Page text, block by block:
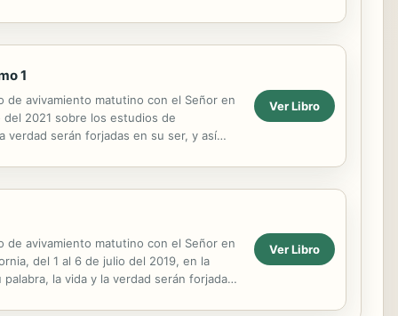
1
de avivamiento matutino con el Señor en
2021 sobre los estudios de
verdad serán forjadas en su ser, y así
Ver Libro
de avivamiento matutino con el Señor en
del 1 al 6 de julio del 2019, en la
la vida y la verdad serán forjadas
Ver Libro